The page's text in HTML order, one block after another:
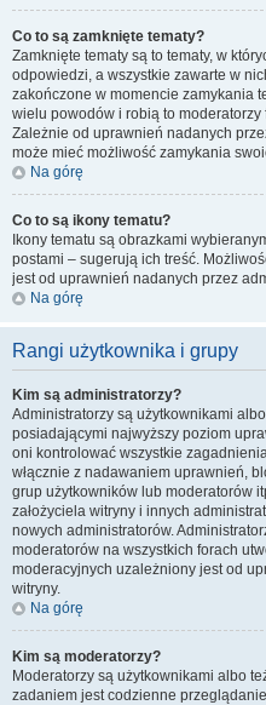
Co to są zamknięte tematy?
Zamknięte tematy są to tematy, w
odpowiedzi, a wszystkie zawarte w
zakończone w momencie zamykania
wielu powodów i robią to
Zależnie od uprawnień nadanych
może mieć możliwość zamykania
Na górę
Co to są ikony tematu?
Ikony tematu są obrazkami
postami – sugerują ich treść.
jest od uprawnień nadanych przez
Na górę
Rangi użytkownika i grupy
Kim są administratorzy?
Administratorzy są użytkownikami
posiadającymi najwyższy poziom
oni kontrolować wszystkie
włącznie z nadawaniem uprawnień,
grup użytkowników lub moderatorów
założyciela witryny i innych
nowych administratorów.
moderatorów na wszystkich forach
moderacyjnych uzależniony jest od
witryny.
Na górę
Kim są moderatorzy?
Moderatorzy są użytkownikami albo
zadaniem jest codzienne